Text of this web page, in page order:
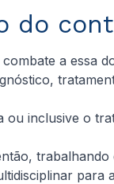
do
a essa
inclusive o
para